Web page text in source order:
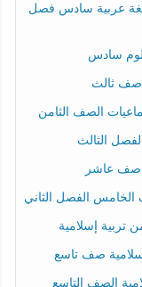
عربية سادس فصل
سادس
صف ثالث
الصف الثامن
الثالث
صف عاشر
الفصل الثاني
تربية إسلامية
صف تاسع